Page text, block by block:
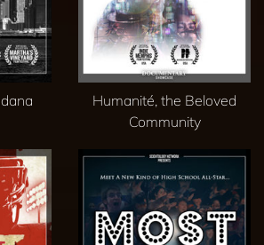
Humanité, the Beloved
Community